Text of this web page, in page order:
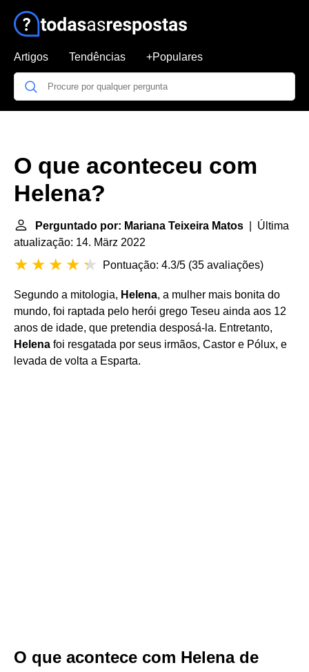
Artigos Tendências +Populares
O que aconteceu com
Helena?
Perguntado por: Mariana Teixeira Matos | Última
atualização: 14. März 2022
Pontuação: 4.3/5 (35 avaliações)
Segundo a mitologia, Helena, a mulher mais bonita do
mundo, foi raptada pelo herói grego Teseu ainda aos 12
anos de idade, que pretendia desposá-la. Entretanto,
Helena foi resgatada por seus irmãos, Castor e Pólux, e
levada de volta a Esparta.
O que acontece com Helena de